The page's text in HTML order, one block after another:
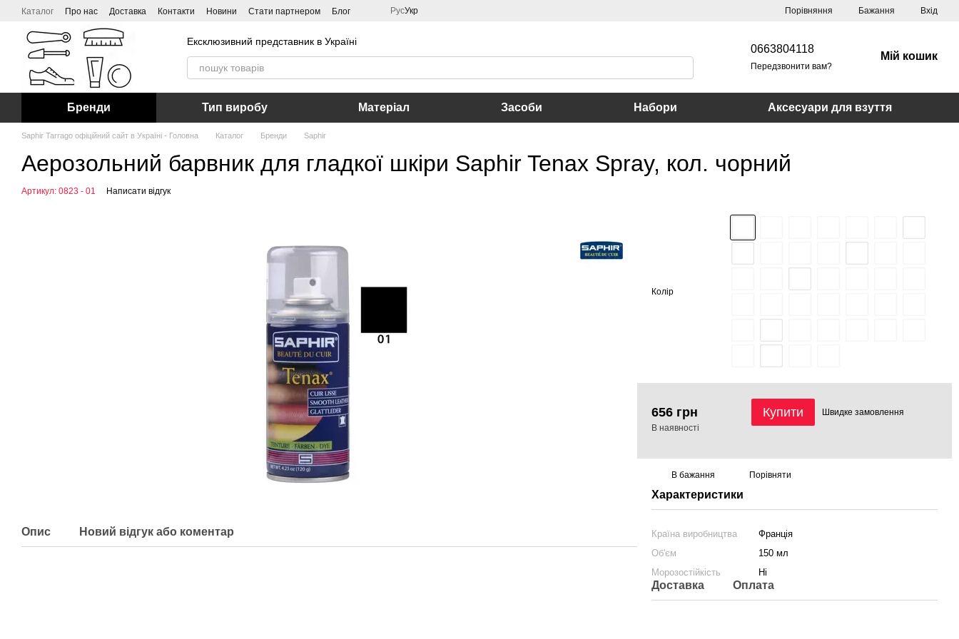
Перейти до основного контенту
Каталог Про нас Доставка Контакти Новини Стати партнером Блог РусУкр Порівняння Бажання Вхід
Ексклюзивний представник в Україні
0663804118
Передзвонити вам?
Мій кошик
Бренди Тип виробу Матеріал Засоби Набори Аксесуари для взуття
Saphir Tarrago офіційний сайт в Україні - Головна Каталог Бренди Saphir
Аерозольний барвник для гладкої шкіри Saphir Tenax Spray, кол. чорний
Артикул: 0823 - 01 Написати відгук
Опис Новий відгук або коментар
Колір
656 грн
В наявності
Купити Швидкезамовлення
В бажання Порівняти
Характеристики
Країна виробництва
Франція
Об'єм
150 мл
Морозостійкість
Ні
Доставка Оплата